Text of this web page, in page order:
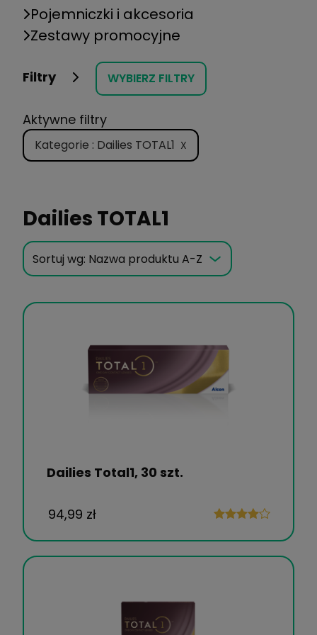
Pojemniczki i akcesoria
Zestawy promocyjne
Filtry WYBIERZ FILTRY
Aktywne filtry
Kategorie : Dailies TOTAL1 X
Dailies TOTAL1
Sortuj wg: Nazwa produktu A-Z
Dailies Total1, 30 szt.
94,99 zł